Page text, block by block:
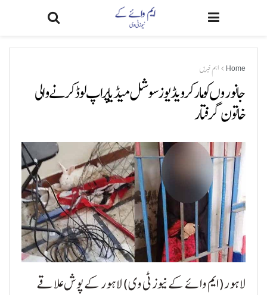
Home اہم خبریں
جانوروں کو مار کر ویڈیوز سوشل میڈیا پر اپ لوڈ کرنے والی
خاتون گرفتار
لاہور(ایم وائے کے نیوز ٹی وی) لاہور کے پوش علاقے